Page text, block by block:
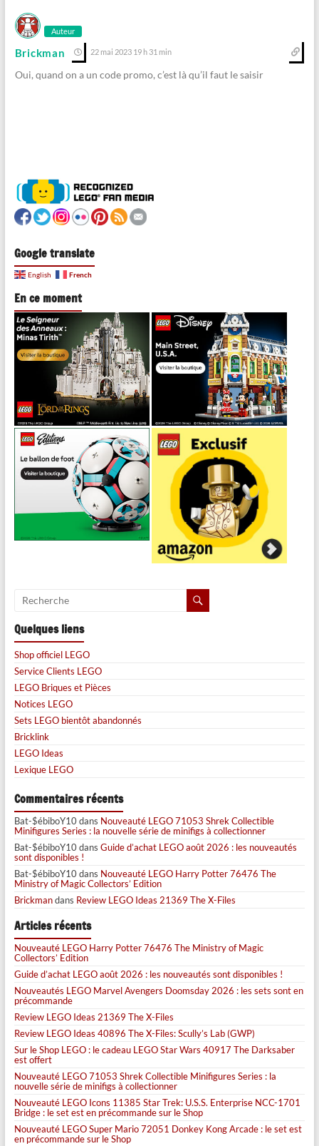
Auteur
Brickman 22 mai 2023 19 h 31 min
Oui, quand on a un code promo, c’est là qu’il faut le saisir
Google translate
English French
En ce moment
Quelques liens
Shop officiel LEGO
Service Clients LEGO
LEGO Briques et Pièces
Notices LEGO
Sets LEGO bientôt abandonnés
Bricklink
LEGO Ideas
Lexique LEGO
Commentaires récents
Bat-$ébiboY10dans Nouveauté LEGO 71053 Shrek Collectible
Minifigures Series : la nouvelle série de minifigs à collectionner
Bat-$ébiboY10dans Guide d’achat LEGO août 2026 : les nouveautés
sont disponibles !
Bat-$ébiboY10dans Nouveauté LEGO Harry Potter 76476 The
Ministry of Magic Collectors’ Edition
Brickmandans Review LEGO Ideas 21369 The X-Files
Articles récents
Nouveauté LEGO Harry Potter 76476 The Ministry of Magic
Collectors’ Edition
Guide d’achat LEGO août 2026 : les nouveautés sont disponibles !
Nouveautés LEGO Marvel Avengers Doomsday 2026 : les sets sont en
précommande
Review LEGO Ideas 21369 The X-Files
Review LEGO Ideas 40896 The X-Files: Scully’s Lab (GWP)
Sur le Shop LEGO : le cadeau LEGO Star Wars 40917 The Darksaber
est offert
Nouveauté LEGO 71053 Shrek Collectible Minifigures Series : la
nouvelle série de minifigs à collectionner
Nouveauté LEGO Icons 11385 Star Trek: U.S.S. Enterprise NCC-1701
Bridge : le set est en précommande sur le Shop
Nouveauté LEGO Super Mario 72051 Donkey Kong Arcade : le set est
en précommande sur le Shop